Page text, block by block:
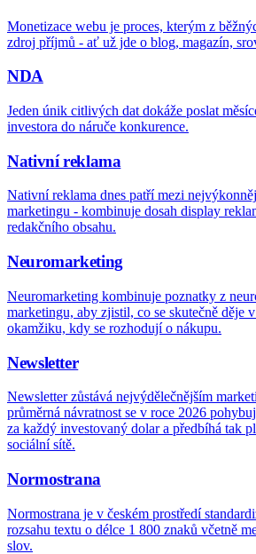
Monetizace webu je proces, kterým z
zdroj příjmů - ať už jde o blog, magazín,
NDA
Jeden únik citlivých dat dokáže poslat
investora do náruče konkurence.
Nativní reklama
Nativní reklama dnes patří mezi
marketingu - kombinuje dosah display
redakčního obsahu.
Neuromarketing
Neuromarketing kombinuje poznatky z
marketingu, aby zjistil, co se skutečně děje
okamžiku, kdy se rozhodují o nákupu.
Newsletter
Newsletter zůstává nejvýdělečnějším
průměrná návratnost se v roce 2026
za každý investovaný dolar a předbíhá tak
sociální sítě.
Normostrana
Normostrana je v českém prostředí
rozsahu textu o délce 1 800 znaků včetně
slov.